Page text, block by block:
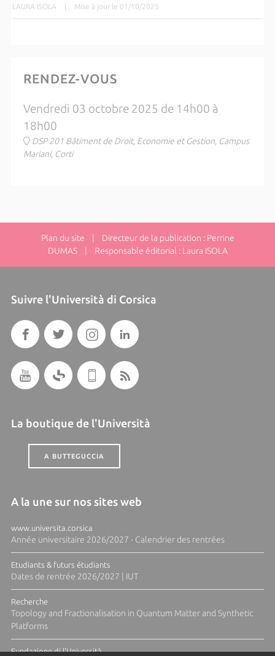
LAURA ISOLA | Mise à jour le 01/10/2025
RENDEZ-VOUS
Vendredi 03 octobre 2025 de 14h00 à
18h00
DSP 201 Bâtiment de Droit, Economie et Gestion, Campus
Mariani, Corti
Plan du site | Directeur de la publication : Perrine
DUMAS | Responsable éditorial : Laura ISOLA
Suivre l'Università di Corsica
La boutique de l'Università
A BUTTEGUCCIA
A la une sur nos sites web
www.universita.corsica
Année universitaire 2026/2027 - Calendrier des rentrées
Etudiants & futurs étudiants
Dates de rentrée 2026/2027 | IUT
Recherche
Topology and Fractionalisation in Quantum Matter and Synthetic
Platforms
Fundazione di l'Università